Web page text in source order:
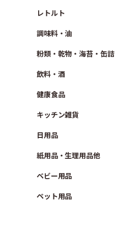
レトルト
調味料・油
粉類・乾物・海苔・缶詰
飲料・酒
健康食品
キッチン雑貨
日用品
紙用品・生理用品他
ベビー用品
ペット用品